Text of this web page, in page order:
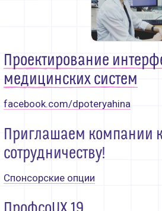
Контакты
Проектирование
медицинских систем
facebook.com/dpoteryahina
Приглашаем компании
сотрудничеству!
Спонсорские опции